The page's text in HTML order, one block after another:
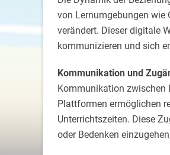
von Lernumgebungen wie
verändert. Dieser digitale
kommunizieren und sich
Kommunikation und
Kommunikation zwischen
Plattformen ermöglichen
Unterrichtszeiten. Diese
oder Bedenken